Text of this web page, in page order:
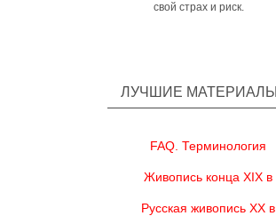
свой страх и риск.
ЛУЧШИЕ МАТЕРИАЛЫ
FAQ. Терминология
Живопись конца XIX в
Русская живопись XX в